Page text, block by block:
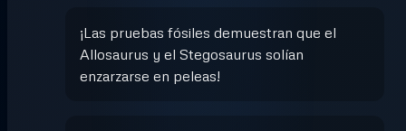
¡Las pruebas fósiles demuestran que el
Allosaurus y el Stegosaurus solían
enzarzarse en peleas!